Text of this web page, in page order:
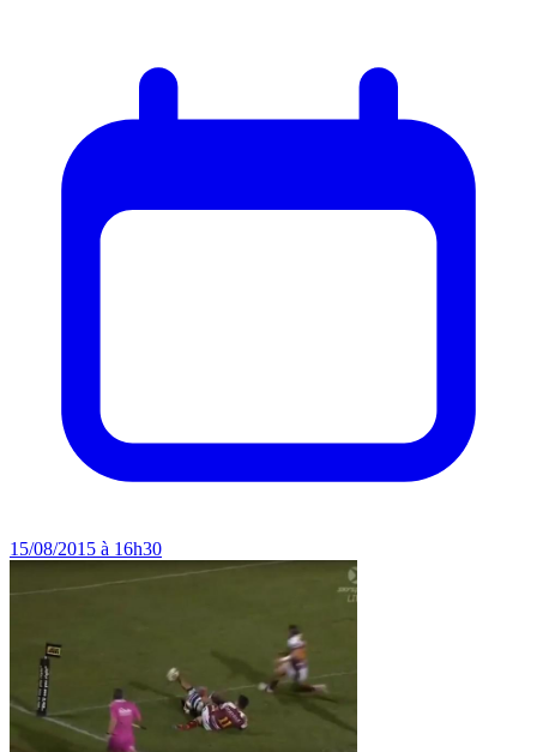
15/08/2015 à 16h30